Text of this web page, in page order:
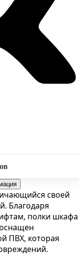
своей
Благодаря
полки шкафа
ПВХ, которая